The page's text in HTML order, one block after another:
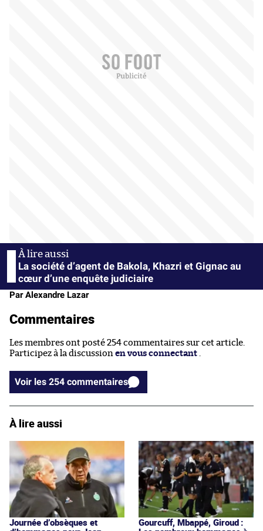
La société d’agent de Bakola, Khazri et Gignac au
cœur d’une enquête judiciaire
Par Alexandre Lazar
Commentaires
Les membres ont posté 254 commentaires sur cet article.
Participez à la discussion en vous connectant
Voir les 254 commentaires
À lire aussi
Journée d’obsèques et
Gourcuff, Mbappé, Giroud :